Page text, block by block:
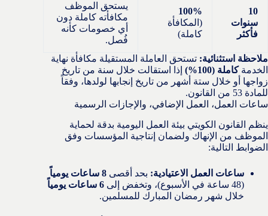
10
سنوات
فأكثر
100%
(المكافأة
كاملة)
يستحق الموظف
مكافأته كاملة دون
أي خصومات كأنه
فُصل.
ملاحظة استثنائية: تستحق العاملة المستقيلة مكافأة نهاية
الخدمةكاملة (100%)
إذا استقالت خلال سنة من تاريخ
زواجها أو خلال ستة أشهر من تاريخ إنجابها لولدها، وفقاً
للمادة 53 من القانون.
ساعات العمل، العمل الإضافي، والإجازات الرسمية
ينظم القانون الكويتي بيئة العمل اليومية بدقة لحماية
الموظف من الإنهاك ولضمان إنتاجية المؤسسات وفق
الضوابط التالية:
ساعات العمل الاعتيادية: بحد أقصى 8 ساعات يومياً
(48 ساعة في الأسبوع)، وتخفض إلى
6 ساعات يومياً
خلال شهر رمضان المبارك للمسلمين.